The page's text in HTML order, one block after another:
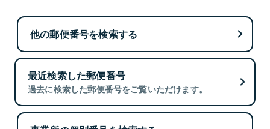
他の郵便番号を検索する
最近検索した郵便番号
過去に検索した郵便番号をご覧いただけます。